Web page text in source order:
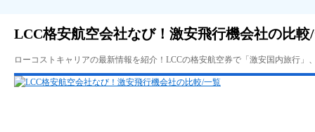
LCC格安航空会社なび！激安飛行機会社の比較
ローコストキャリアの最新情報を紹介！LCCの格安航空券で「激安国内旅行